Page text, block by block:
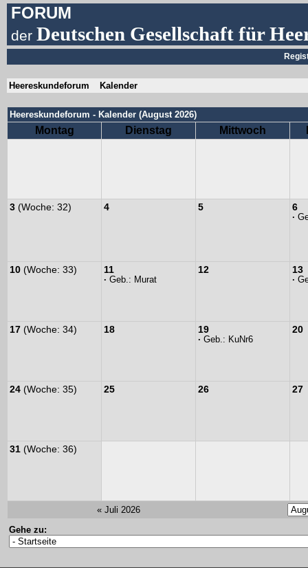
FORUM
derDeutschen Gesellschaft für
Heereskundeforum Kalender
Heereskundeforum - Kalender (August 2026)
Montag Dienstag Mittwoch
3 (Woche: 32) 4 5 6
·
10 (Woche: 33) 11
· Geb.: Murat
12 13
·
17 (Woche: 34) 18 19
· Geb.: KuNr6
20
24 (Woche: 35) 25 26 27
31 (Woche: 36)
« Juli 2026
Gehe zu: